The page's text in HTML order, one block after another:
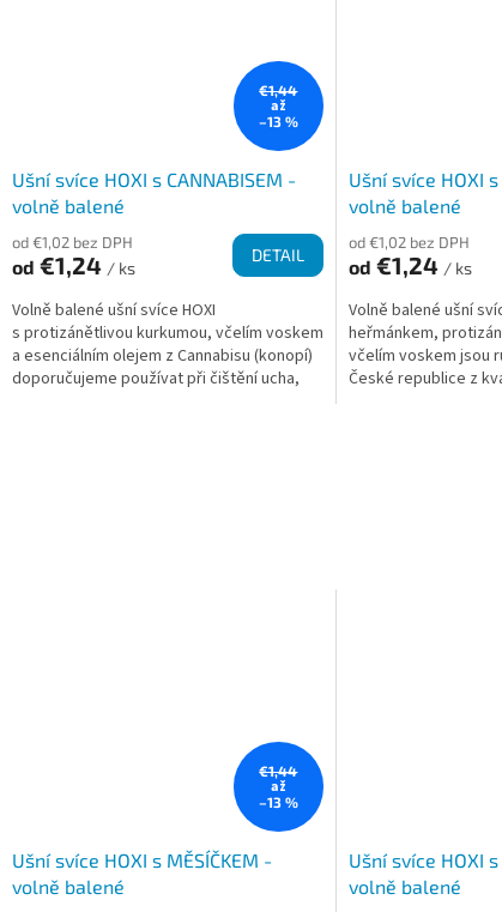
€1,44
až
–13 %
Ušní svíce HOXI s CANNABISEM -
volně balené
od €1,02 bez DPH
od €1,24 / ks
DETAIL
Volně balené ušní svíce HOXI
s protizánětlivou kurkumou, včelím voskem
a esenciálním olejem z Cannabisu (konopí)
doporučujeme používat při čištění ucha,
Ušní svíce HOXI
volně balené
od €1,02 bez DPH
od €1,24 / ks
Volně balené ušní
heřmánkem,
včelím voskem jsou
České republice z
€1,44
až
–13 %
Ušní svíce HOXI s MĚSÍČKEM -
volně balené
Ušní svíce HOXI s
volně balené